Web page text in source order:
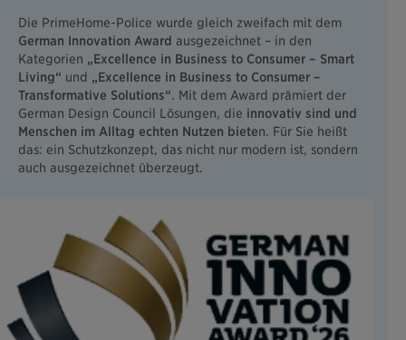
Die PrimeHome-Police wurde gleich zweifach mit dem
German Innovation Award ausgezeichnet – in den
Kategorien „Excellence in Business to Consumer – Smart
Living“ und „Excellence in Business to Consumer –
Transformative Solutions“. Mit dem Award prämiert der
German Design Council Lösungen, die innovativ sind und
Menschen im Alltag echten Nutzen bieten. Für Sie heißt
das: ein Schutzkonzept, das nicht nur modern ist, sondern
auch ausgezeichnet überzeugt.